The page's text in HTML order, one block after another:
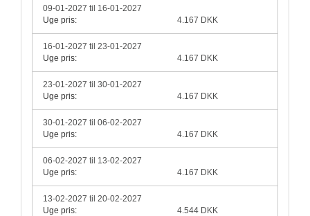
09-01-2027 til 16-01-2027
Uge pris:
4.167 DKK
16-01-2027 til 23-01-2027
Uge pris:
4.167 DKK
23-01-2027 til 30-01-2027
Uge pris:
4.167 DKK
30-01-2027 til 06-02-2027
Uge pris:
4.167 DKK
06-02-2027 til 13-02-2027
Uge pris:
4.167 DKK
13-02-2027 til 20-02-2027
Uge pris:
4.544 DKK